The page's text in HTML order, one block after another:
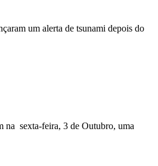
um alerta de tsunami depois do
na sexta-feira, 3 de Outubro, uma